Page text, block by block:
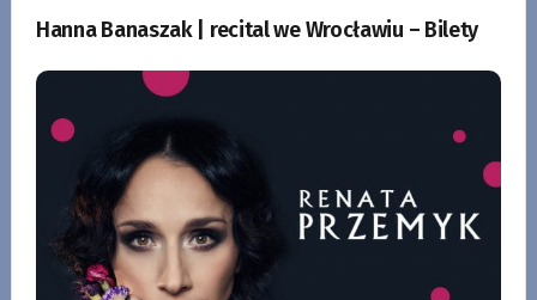
Hanna Banaszak | recital we Wrocławiu – Bilety